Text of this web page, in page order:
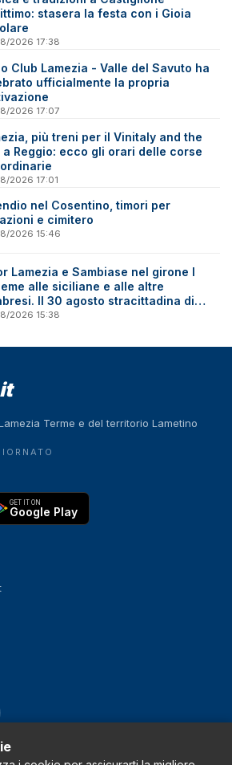
stasera la festa con i Gioia
2026 17:38
Club Lamezia - Valle del Savuto ha
ufficialmente la propria
2026 17:07
più treni per il Vinitaly and the
a Reggio: ecco gli orari delle corse
2026 17:01
nel Cosentino, timori per
e cimitero
2026 15:46
Lamezia e Sambiase nel girone I
alle siciliane e alle altre
Il 30 agosto stracittadina di
Italia
2026 15:38
Terme e del territorio Lametino
GET IT ON
Google Play